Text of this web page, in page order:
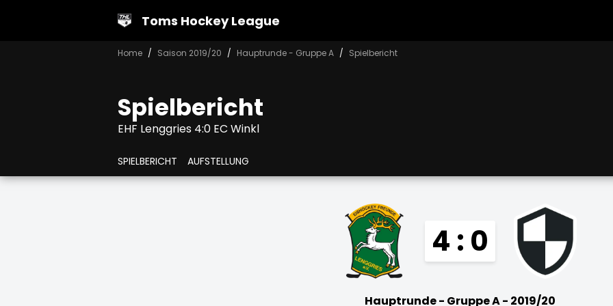
Toms Hockey League
Home Saison 2019/20 Hauptrunde - Gruppe A Spielbericht
Spielbericht
EHF Lenggries 4:0 EC Winkl
SPIELBERICHT AUFSTELLUNG
4 : 0
Hauptrunde - Gruppe A - 2019/20